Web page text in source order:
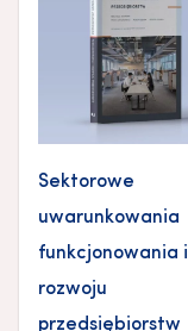
Sektorowe
uwarunkowania
funkcjonowania i
rozwoju
przedsiębiorstw